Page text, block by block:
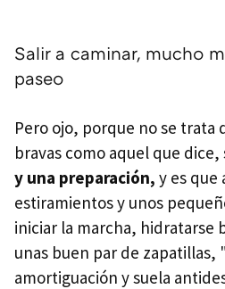
Salir a caminar, mucho
paseo
Pero ojo, porque no se trata
bravas como aquel que dice,
y una preparación, y es que
estiramientos y unos
iniciar la marcha, hidratarse
unas buen par de zapatillas,
amortiguación y suela